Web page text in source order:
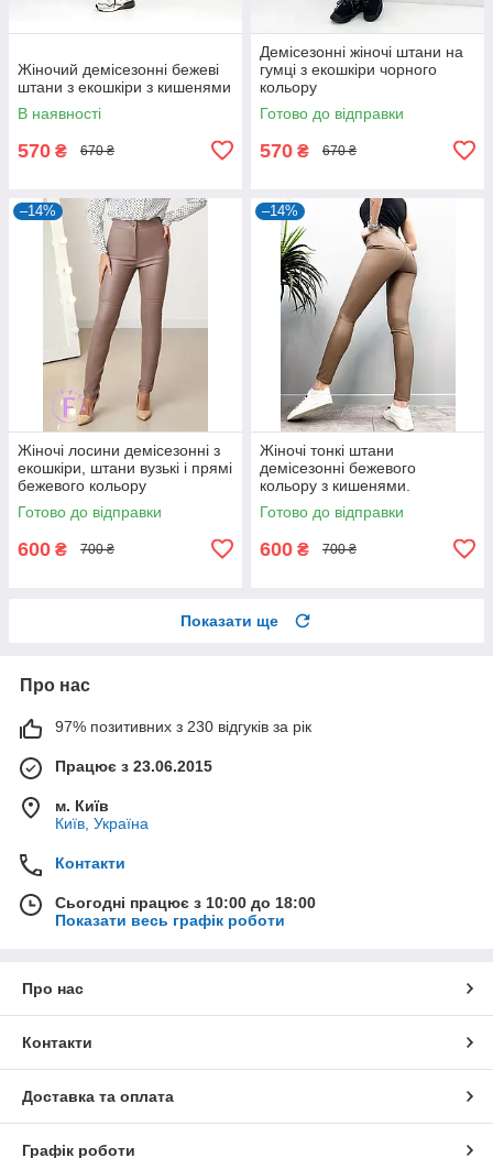
Жіночий демісезонні бежеві
штани з екошкіри з кишенями
В наявності
570 ₴ 670 ₴
Демісезонні жіночі штани на
гумці з екошкіри чорного
кольору
Готово до відправки
570 ₴ 670 ₴
–14%
Жіночі лосини демісезонні з
екошкіри, штани вузькі і прямі
бежевого кольору
Готово до відправки
600 ₴ 700 ₴
–14%
Жіночі тонкі штани
демісезонні бежевого
кольору з кишенями.
Готово до відправки
600 ₴ 700 ₴
Показати ще
Про нас
97% позитивних з 230 відгуків за рік
Працює з 23.06.2015
м. Київ
Київ, Україна
Контакти
Сьогодні працює з 10:00 до 18:00
Показати весь графік роботи
Про нас
Контакти
Доставка та оплата
Графік роботи